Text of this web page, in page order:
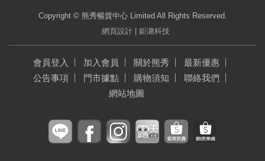
Copyright © 熊秀暢貨中心 Limited All Rights Reserved.
網頁設計| 鉅潞科技
會員登入 加入會員 關於熊秀
最新優惠
公告事項
門市據點 購物須知
聯絡我們
網站地圖
line facebookinstagram露天拍賣 蝦皮拍賣 蝦皮商城